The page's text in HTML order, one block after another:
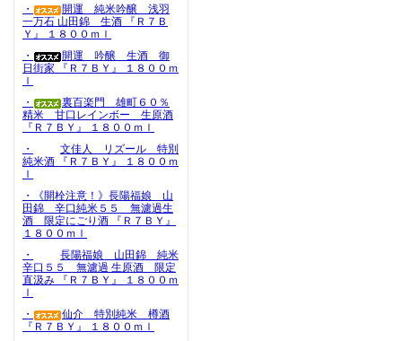
・
開運 純米吟醸 浅羽
一万石 山田錦 生酒 『Ｒ７Ｂ
Ｙ』 １８００ｍｌ
・
開運 吟醸 生酒 御
日街家 『Ｒ７ＢＹ』 １８００ｍ
ｌ
・
裏百楽門 雄町６０％
精米 甘口レインボー 生原酒
『Ｒ７ＢＹ』 １８００ｍｌ
・
文佳人 リズール 特別
純米酒 『Ｒ７ＢＹ』 １８００ｍ
ｌ
・《開栓注意！》長陽福娘 山
田錦 辛口純米５５ 無濾過生
酒 限定にごり酒 『Ｒ７ＢＹ』
１８００ｍｌ
・
長陽福娘 山田錦 純米
辛口５５ 無濾過 生原酒 限定
直汲み 『Ｒ７ＢＹ』 １８００ｍ
ｌ
・
仙介 特別純米 樽酒
『Ｒ７ＢＹ』 １８００ｍｌ